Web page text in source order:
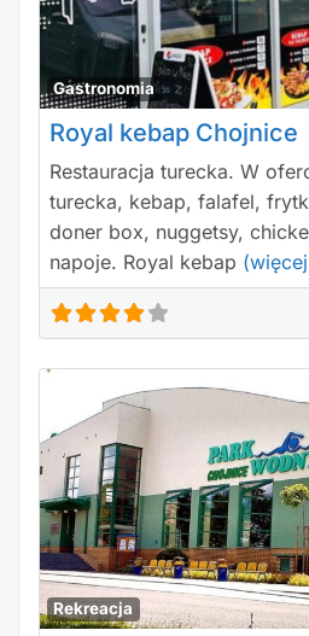
Gastronomia
Royal kebap Chojnice
Restauracja turecka. W
turecka, kebap, falafel,
doner box, nuggetsy,
napoje. Royal kebap
Rekreacja